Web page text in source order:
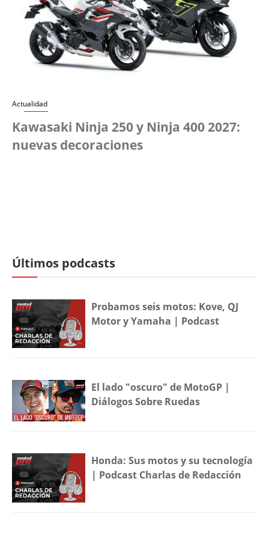
Actualidad
Kawasaki Ninja 250 y Ninja 400 2027:
nuevas decoraciones
Últimos podcasts
Probamos seis motos: Kove, QJ
Motor y Yamaha | Podcast
El lado "oscuro" de MotoGP |
Diálogos Sobre Ruedas
Honda: Sus motos y su tecnología
| Podcast Charlas de Redacción